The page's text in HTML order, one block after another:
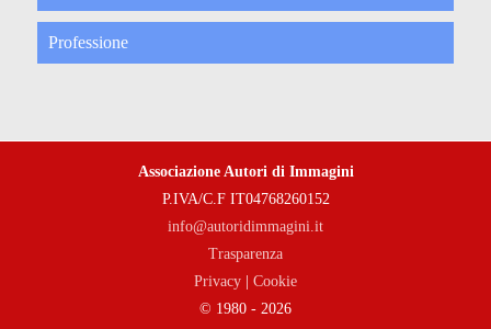
Professione
Associazione Autori di Immagini
P.IVA/C.F IT04768260152
info@autoridimmagini.it
Trasparenza
Privacy | Cookie
© 1980 - 2026